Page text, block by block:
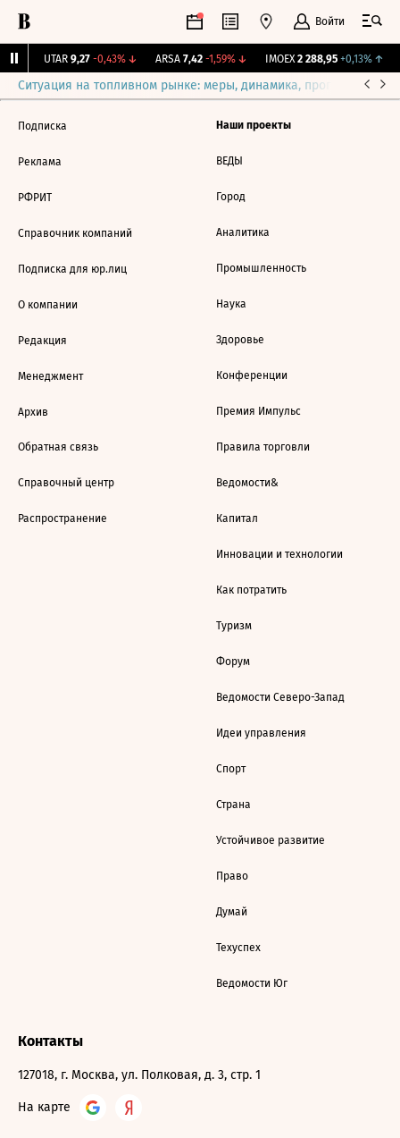
Войти
UTAR 9,27 -0,43%↓ ARSA 7,42 -1,59%↓ IMOEX 2 288,95 +0,13%↑
Ситуация на топливном рынке: меры, динамика, прогнозы
Подписка
Реклама
РФРИТ
Справочник компаний
Подписка для юр.лиц
О компании
Редакция
Менеджмент
Архив
Обратная связь
Справочный центр
Распространение
Наши проекты
ВЕДЫ
Город
Аналитика
Промышленность
Наука
Здоровье
Конференции
Премия Импульс
Правила торговли
Ведомости&
Капитал
Инновации и технологии
Как потратить
Туризм
Форум
Ведомости Северо-Запад
Идеи управления
Спорт
Страна
Устойчивое развитие
Право
Думай
Техуспех
Ведомости Юг
Контакты
127018, г. Москва, ул. Полковая, д. 3, стр. 1
На карте